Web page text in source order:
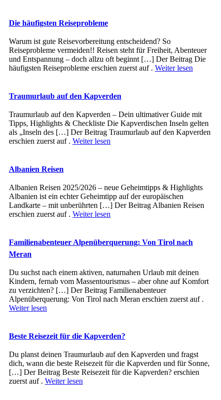
Die häufigsten Reiseprobleme
Warum ist gute Reisevorbereitung entscheidend? So
Reiseprobleme vermeiden!! Reisen steht für Freiheit, Abenteuer
und Entspannung – doch allzu oft beginnt […] Der Beitrag Die
häufigsten Reiseprobleme erschien zuerst auf . Weiter lesen
Traumurlaub auf den Kapverden
Traumurlaub auf den Kapverden – Dein ultimativer Guide mit
Tipps, Highlights & Checkliste Die Kapverdischen Inseln gelten
als „Inseln des […] Der Beitrag Traumurlaub auf den Kapverden
erschien zuerst auf . Weiter lesen
Albanien Reisen
Albanien Reisen 2025/2026 – neue Geheimtipps & Highlights
Albanien ist ein echter Geheimtipp auf der europäischen
Landkarte – mit unberührten […] Der Beitrag Albanien Reisen
erschien zuerst auf . Weiter lesen
Familienabenteuer Alpenüberquerung: Von Tirol nach
Meran
Du suchst nach einem aktiven, naturnahen Urlaub mit deinen
Kindern, fernab vom Massentourismus – aber ohne auf Komfort
zu verzichten? […] Der Beitrag Familienabenteuer
Alpenüberquerung: Von Tirol nach Meran erschien zuerst auf .
Weiter lesen
Beste Reisezeit für die Kapverden?
Du planst deinen Traumurlaub auf den Kapverden und fragst
dich, wann die beste Reisezeit für die Kapverden und für Sonne,
[…] Der Beitrag Beste Reisezeit für die Kapverden? erschien
zuerst auf . Weiter lesen